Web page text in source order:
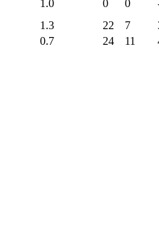
1.0 0 0
1.3 22 7
0.7 24 11